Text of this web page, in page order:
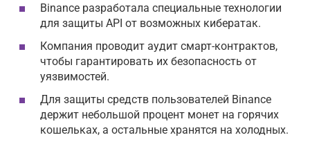
Binance разработала специальные технологии
для защиты API от возможных кибератак.
Компания проводит аудит смарт-контрактов,
чтобы гарантировать их безопасность от
уязвимостей.
Для защиты средств пользователей Binance
держит небольшой процент монет на горячих
кошельках, а остальные хранятся на холодных.